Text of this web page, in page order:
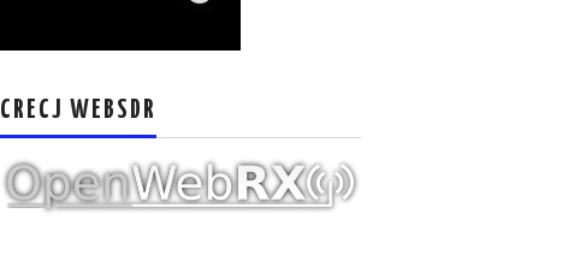
CRECJ WEBSDR